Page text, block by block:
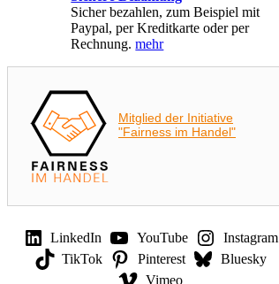
Sicher bezahlen, zum Beispiel mit
Paypal, per Kreditkarte oder per
Rechnung.mehr
Mitglied der Initiative
"Fairness im Handel"
LinkedIn YouTube
Instagram
TikTok
Pinterest
Bluesky
Vimeo